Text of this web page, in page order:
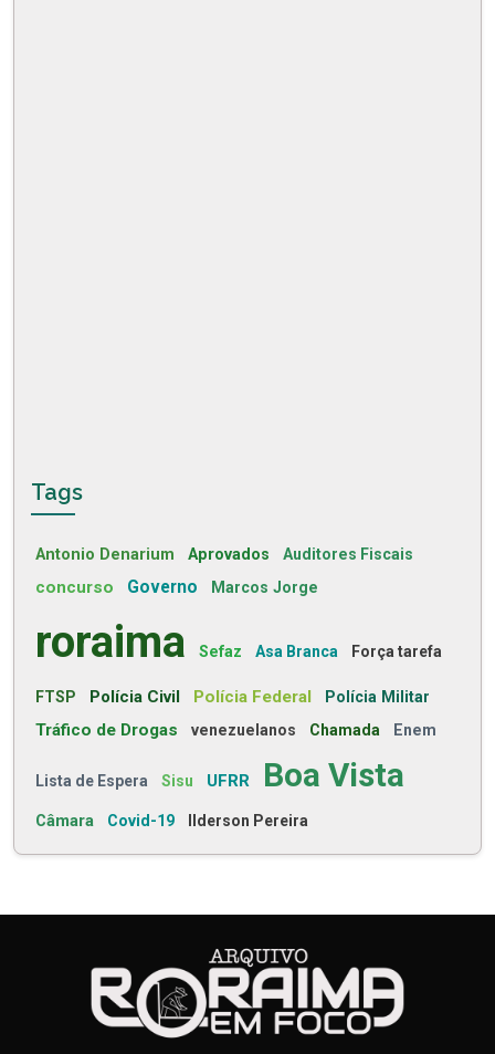
Tags
Antonio Denarium Aprovados Auditores Fiscais
concurso Governo Marcos Jorge
roraima Sefaz Asa Branca Força tarefa
FTSP Polícia Civil Polícia Federal Polícia Militar
Tráfico de Drogas venezuelanos Chamada Enem
Lista de Espera Sisu UFRR Boa Vista
Câmara Covid-19 Ilderson Pereira